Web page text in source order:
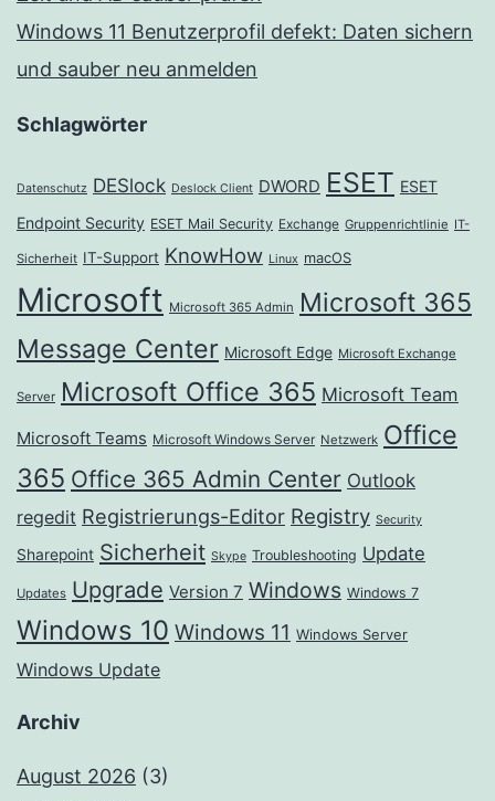
Windows 11 Benutzerprofil defekt: Daten sichern
und sauber neu anmelden
Schlagwörter
Datenschutz DESlock Deslock Client DWORD ESET ESET
Endpoint Security ESET Mail Security Exchange Gruppenrichtlinie IT-
Sicherheit IT-Support KnowHow Linux macOS
Microsoft Microsoft 365 Admin Microsoft 365
Message Center Microsoft Edge Microsoft Exchange
Server Microsoft Office 365 Microsoft Team
Microsoft Teams Microsoft Windows Server Netzwerk Office
365 Office 365 Admin Center Outlook
regedit Registrierungs-Editor Registry Security
Sharepoint Sicherheit Skype Troubleshooting Update
Updates Upgrade Version 7 Windows Windows 7
Windows 10 Windows 11 Windows Server
Windows Update
Archiv
August 2026 (3)